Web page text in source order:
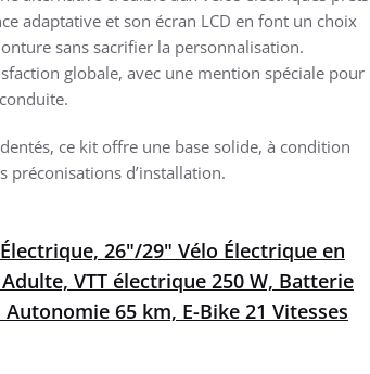
adaptative et son écran LCD en font un choix
sans sacrifier la personnalisation.
globale, avec une mention spéciale pour
ce kit offre une base solide, à condition
préconisations d’installation.
26"/29" Vélo Électrique en
VTT électrique 250 W, Batterie
65 km, E-Bike 21 Vitesses